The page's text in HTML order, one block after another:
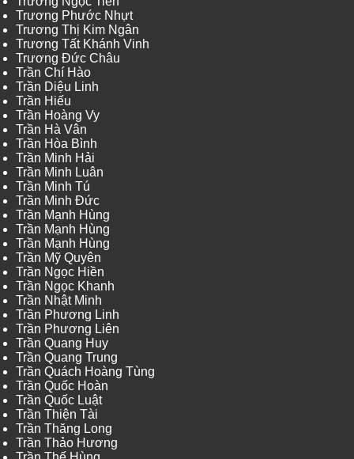
Trương Phước Nhựt
Trương Thị Kim Ngân
Trương Tất Khánh Vinh
Trương Đức Châu
Trần Chí Hào
Trần Diệu Linh
Trần Hiếu
Trần Hoàng Vy
Trần Hà Vân
Trần Hòa Bình
Trần Minh Hải
Trần Minh Luân
Trần Minh Tú
Trần Minh Đức
Trần Mạnh Hùng
Trần Mạnh Hùng
Trần Mạnh Hùng
Trần Mỹ Quyên
Trần Ngọc Hiền
Trần Ngọc Khanh
Trần Nhật Minh
Trần Phương Linh
Trần Phương Liên
Trần Quang Huy
Trần Quang Trung
Trần Quách Hoàng Tùng
Trần Quốc Hoàn
Trần Quốc Luật
Trần Thiện Tài
Trần Thăng Long
Trần Thảo Hương